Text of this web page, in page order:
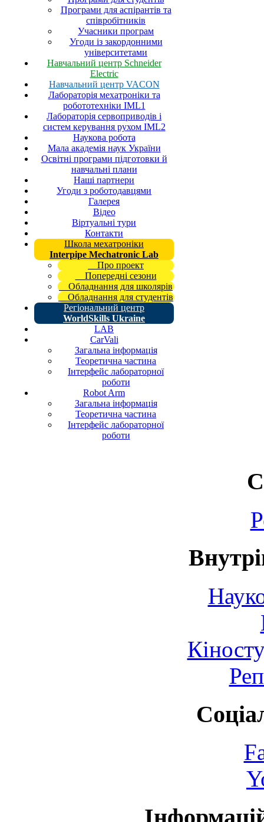
Програми для аспірантів та
співробітників
Учасники програм
Угоди із закордонними
університетами
Навчальний центр Schneider
Electric
Навчальний центр VACON
Лабораторія мехатроніки та
робототехніки IML1
Лабораторія сервоприводів і
систем керування рухом IML2
Наукова робота
Мала академія наук України
Освітні програми підготовки й
навчальні плани
Наші партнери
Угоди з роботодавцями
Галерея
Відео
Віртуальні тури
Контакти
Школа мехатроніки
Interpipe Mechatronic Lab
Про проект
Попередні сезони
Обладнання для школярів
Обладнання для студентів
Регіональний центр
WorldSkills Ukraine
LAB
CarVali
Загальна інформація
Теоретична частина
Інтерфейс лабораторної
роботи
Robot Arm
Загальна інформація
Теоретична частина
Інтерфейс лабораторної
роботи